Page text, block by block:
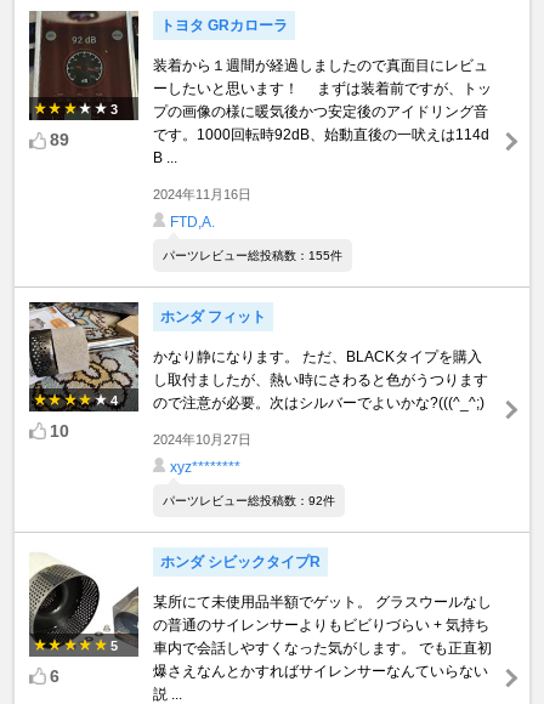
3
89
トヨタ GRカローラ
装着から１週間が経過しましたので真面目にレビュ
ーしたいと思います！ まずは装着前ですが、トッ
プの画像の様に暖気後かつ安定後のアイドリング音
です。1000回転時92dB、始動直後の一吠えは114d
B ...
2024年11月16日
FTD,A.
パーツレビュー総投稿数：155件
4
10
ホンダ フィット
かなり静になります。 ただ、BLACKタイプを購入
し取付ましたが、熱い時にさわると色がうつります
ので注意が必要。次はシルバーでよいかな?(((^_^;)
2024年10月27日
xyz********
パーツレビュー総投稿数：92件
5
6
ホンダ シビックタイプR
某所にて未使用品半額でゲット。 グラスウールなし
の普通のサイレンサーよりもビビりづらい + 気持ち
車内で会話しやすくなった気がします。 でも正直初
爆さえなんとかすればサイレンサーなんていらない
説 ...